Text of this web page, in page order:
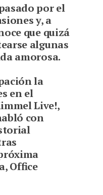
por el
y, a
que quizá
algunas
amorosa.
la
en el
Live!,
con
Office